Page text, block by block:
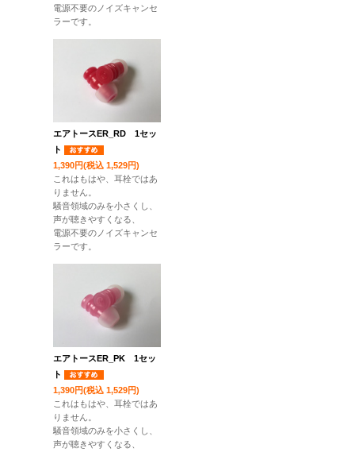
電源不要のノイズキャンセ
ラーです。
エアトースER_RD 1セッ
ト
1,390円(税込 1,529円)
これはもはや、耳栓ではあ
りません。
騒音領域のみを小さくし、
声が聴きやすくなる、
電源不要のノイズキャンセ
ラーです。
エアトースER_PK 1セッ
ト
1,390円(税込 1,529円)
これはもはや、耳栓ではあ
りません。
騒音領域のみを小さくし、
声が聴きやすくなる、